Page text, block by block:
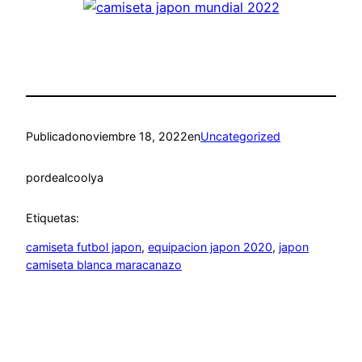
Publicadonoviembre 18, 2022enUncategorized
pordealcoolya
Etiquetas:
camiseta futbol japon, equipacion japon 2020, japon
camiseta blanca maracanazo